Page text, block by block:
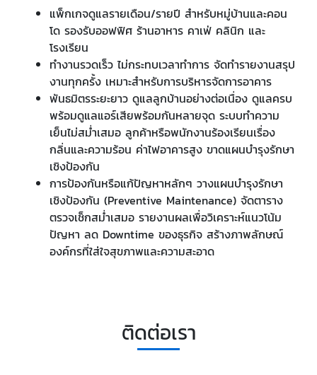
แพ็กเกจดูแลรายเดือน/รายปี สำหรับหมู่บ้านและคอน
โด รองรับออฟฟิศ ร้านอาหาร คาเฟ่ คลินิก และ
โรงเรียน
ทำงานรวดเร็ว ไม่กระทบเวลาทำการ จัดทำรายงานสรุป
งานทุกครั้ง เหมาะสำหรับการบริหารจัดการอาคาร
พันธมิตรระยะยาว ดูแลลูกบ้านอย่างต่อเนื่อง ดูแลครบ
พร้อมดูแลแอร์เสียพร้อมกันหลายจุด ระบบทำความ
เย็นไม่สม่ำเสมอ ลูกค้าหรือพนักงานร้องเรียนเรื่อง
กลิ่นและความร้อน ค่าไฟอาคารสูง ขาดแผนบำรุงรักษา
เชิงป้องกัน
การป้องกันหรือแก้ปัญหาหลักๆ วางแผนบำรุงรักษา
เชิงป้องกัน (Preventive Maintenance) จัดตาราง
ตรวจเช็กสม่ำเสมอ รายงานผลเพื่อวิเคราะห์แนวโน้ม
ปัญหา ลด Downtime ของธุรกิจ สร้างภาพลักษณ์
องค์กรที่ใส่ใจสุขภาพและความสะอาด
ติดต่อเรา